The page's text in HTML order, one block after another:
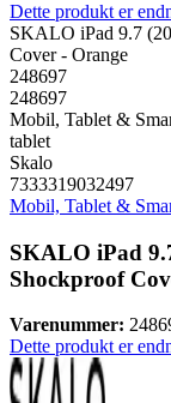
Dette produkt er
SKALO iPad 9.7
Cover - Orange
248697
248697
Mobil, Tablet &
tablet
Skalo
7333319032497
Mobil, Tablet &
SKALO iPad
Shockproof
Varenummer:
Dette produkt er